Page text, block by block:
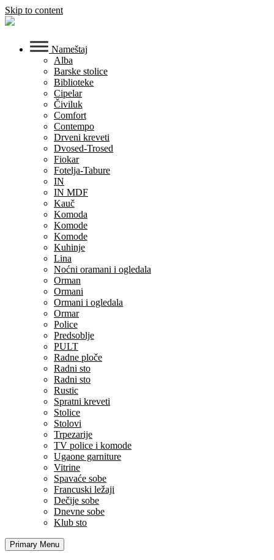
Skip to content
Nameštaj
Alba
Barske stolice
Biblioteke
Cipelar
Čiviluk
Comfort
Contempo
Drveni kreveti
Dvosed-Trosed
Fiokar
Fotelja-Tabure
IN
IN MDF
Kauč
Komoda
Komode
Komode
Kuhinje
Lina
Noćni oramani i ogledala
Orman
Ormani
Ormani i ogledala
Ormar
Police
Predsoblje
PULT
Radne ploče
Radni sto
Radni sto
Rustic
Spratni kreveti
Stolice
Stolovi
Trpezarije
TV police i komode
Ugaone garniture
Vitrine
Spavaće sobe
Francuski ležaji
Dečije sobe
Dnevne sobe
Klub sto
Primary Menu